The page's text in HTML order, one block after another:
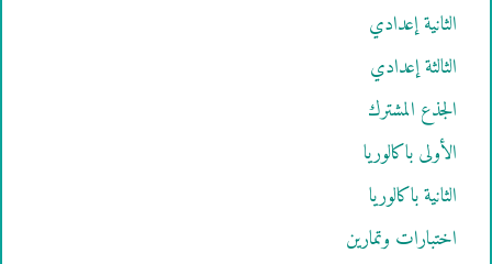
الثانية إعدادي
الثالثة إعدادي
الجذع المشترك
الأولى باكالوريا
الثانية باكالوريا
اختبارات وتمارين